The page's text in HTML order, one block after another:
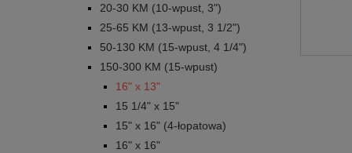
20-30 KM (10-wpust, 3")
25-65 KM (13-wpust, 3 1/2")
50-130 KM (15-wpust, 4 1/4")
150-300 KM (15-wpust)
16" x 13"
15 1/4" x 15"
15" x 16" (4-łopatowa)
16" x 16"